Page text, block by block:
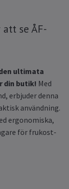
se ÅF-
ultimata
din butik! Med
erbjuder denna
användning.
ergonomiska,
för frukost-